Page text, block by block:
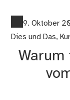
9. Oktober
Dies und Das,
Warum